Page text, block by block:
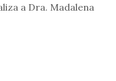
a Dra. Madalena